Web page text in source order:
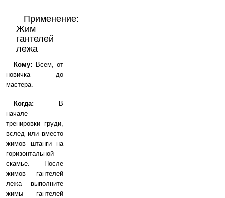
Применение:
Жим
гантелей
лежа
Кому: Всем, от
новичка до
мастера.
Когда: В
начале
тренировки груди,
вслед или вместо
жимов штанги на
горизонтальной
скамье. После
жимов гантелей
лежа выполните
жимы гантелей